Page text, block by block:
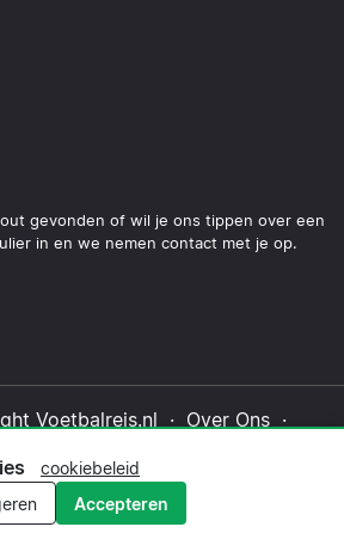
gevonden of wil je ons tippen over een
in en we nemen contact met je op.
Voetbalreis.nl · Over Ons·
beleid
cookiebeleid
Accepteren